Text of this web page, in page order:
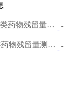
GB 31660.1-2019 水产品中大环内酯类药物残留量的测定 液相色谱-串联质谱法 -
GB/T 23408-2009 蜂蜜中大环内酯类药物残留量测定 液相色谱-质谱/质谱法 -